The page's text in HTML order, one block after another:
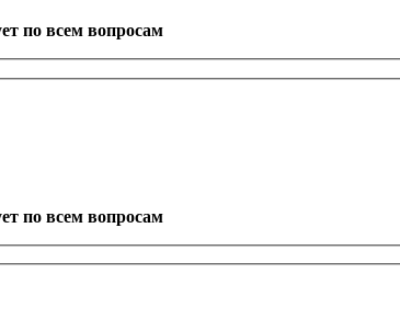
по всем вопросам
по всем вопросам